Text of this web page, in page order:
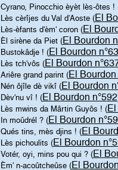
Cyrano, Pinocchio èyèt lès-ôtes !
Lès cèrîjes du Val d'Aoste (El
Lès-èfants d'èm' coron (El
Èl sirène da Piet (El Bourdon
Bustokâdje ! (El Bourdon
Lès tch'vôs (El Bourdon
Ariêre grand parint (El Bourdon
Nén ôjîle dè vikî (El Bourdon
Dèv'nu vî ! (El Bourdon n°592
Lès mwins da Mârtin Guyôs ! (El
In moûdrél ? (El Bourdon
Qués tins, mès djins ! (El
Lès pichoulits (El Bourdon
Votér, oyi, mins pou qui ? (El
Èm' n-acoûtcheûse (El